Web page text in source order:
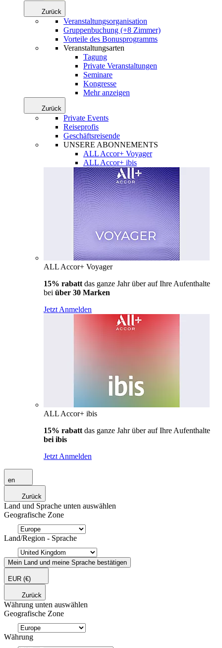
Zurück
Veranstaltungsorganisation
Gruppenbuchung (+8 Zimmer)
Vorteile des Bonusprogramms
Veranstaltungsarten
Tagung
Private Veranstaltungen
Seminare
Kongresse
Mehr anzeigen
Zurück
Private Events
Reiseprofis
Geschäftsreisende
UNSERE ABONNEMENTS
ALL Accor+ Voyager
ALL Accor+ ibis
ALL Accor+ Voyager
15% rabatt das ganze Jahr über auf Ihre Aufenthalte
bei über 30 Marken
Jetzt Anmelden
ALL Accor+ ibis
15% rabatt das ganze Jahr über auf Ihre Aufenthalte
bei ibis
Jetzt Anmelden
en
Zurück
Land und Sprache unten auswählen
Geografische Zone
Land/Region - Sprache
Mein Land und meine Sprache bestätigen
EUR (€)
Zurück
Währung unten auswählen
Geografische Zone
Währung